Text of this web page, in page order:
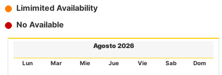
Limimited Availability
No Available
Agosto 2026
Lun Mar Mie Jue Vie Sab Dom